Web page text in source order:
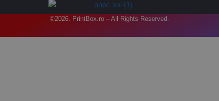
©2026. PrintBox.ro – All Rights Reserved.